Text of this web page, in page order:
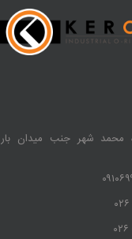
محمد شهر جنب میدان